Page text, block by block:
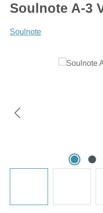
Soulnote A-3
Soulnote
Bildergalerie überspringen